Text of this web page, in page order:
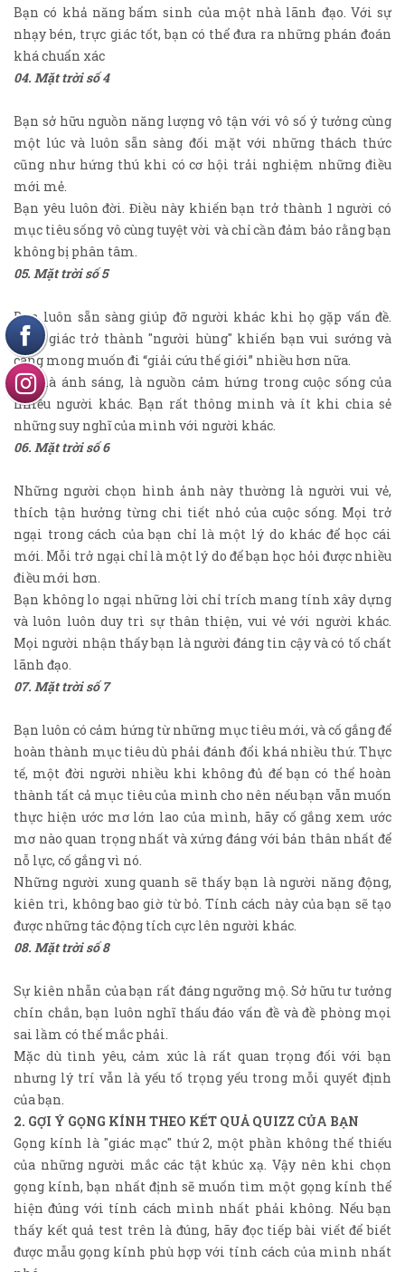
Bạn có khả năng bẩm sinh của một nhà lãnh đạo. Với sự
nhạy bén, trực giác tốt, bạn có thể đưa ra những phán đoán
khá chuẩn xác
04. Mặt trời số 4
Bạn sở hữu nguồn năng lượng vô tận với vô số ý tưởng cùng
một lúc và luôn sẵn sàng đối mặt với những thách thức
cũng như hứng thú khi có cơ hội trải nghiệm những điều
mới mẻ.
Bạn yêu luôn đời. Điều này khiến bạn trở thành 1 người có
mục tiêu sống vô cùng tuyệt vời và chỉ cần đảm bảo rằng bạn
không bị phân tâm.
05. Mặt trời số 5
Bạn luôn sẵn sàng giúp đỡ người khác khi họ gặp vấn đề.
Cảm giác trở thành "người hùng" khiến bạn vui sướng và
càng mong muốn đi “giải cứu thế giới” nhiều hơn nữa.
Bạn là ánh sáng, là nguồn cảm hứng trong cuộc sống của
nhiều người khác. Bạn rất thông minh và ít khi chia sẻ
những suy nghĩ của mình với người khác.
06. Mặt trời số 6
Những người chọn hình ảnh này thường là người vui vẻ,
thích tận hưởng từng chi tiết nhỏ của cuộc sống. Mọi trở
ngại trong cách của bạn chỉ là một lý do khác để học cái
mới. Mỗi trở ngại chỉ là một lý do để bạn học hỏi được nhiều
điều mới hơn.
Bạn không lo ngại những lời chỉ trích mang tính xây dựng
và luôn luôn duy trì sự thân thiện, vui vẻ với người khác.
Mọi người nhận thấy bạn là người đáng tin cậy và có tố chất
lãnh đạo.
07. Mặt trời số 7
Bạn luôn có cảm hứng từ những mục tiêu mới, và cố gắng để
hoàn thành mục tiêu dù phải đánh đổi khá nhiều thứ. Thực
tế, một đời người nhiều khi không đủ để bạn có thể hoàn
thành tất cả mục tiêu của mình cho nên nếu bạn vẫn muốn
thực hiện ước mơ lớn lao của mình, hãy cố gắng xem ước
mơ nào quan trọng nhất và xứng đáng với bản thân nhất để
nỗ lực, cố gắng vì nó.
Những người xung quanh sẽ thấy bạn là người năng động,
kiên trì, không bao giờ từ bỏ. Tính cách này của bạn sẽ tạo
được những tác động tích cực lên người khác.
08. Mặt trời số 8
Sự kiên nhẫn của bạn rất đáng ngưỡng mộ. Sở hữu tư tưởng
chín chắn, bạn luôn nghĩ thấu đáo vấn đề và đề phòng mọi
sai lầm có thể mắc phải.
Mặc dù tình yêu, cảm xúc là rất quan trọng đối với bạn
nhưng lý trí vẫn là yếu tố trọng yếu trong mỗi quyết định
của bạn.
2. GỢI Ý GỌNG KÍNH THEO KẾT QUẢ QUIZZ CỦA BẠN
Gọng kính là "giác mạc" thứ 2, một phần không thể thiếu
của những người mắc các tật khúc xạ. Vậy nên khi chọn
gọng kính, bạn nhất định sẽ muốn tìm một gọng kính thể
hiện đúng với tính cách mình nhất phải không. Nếu bạn
thấy kết quả test trên là đúng, hãy đọc tiếp bài viết để biết
được mẫu gọng kính phù hợp với tính cách của mình nhất